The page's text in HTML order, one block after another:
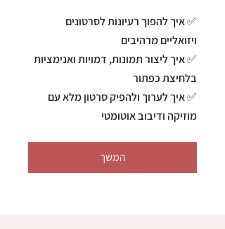
✅ איך להפוך רעיונות לסרטונים
✅ איך ליצור תמונות, דמויות ואנימציות
✅ איך לערוך ולהפיק סרטון מלא עם
מוזיקה ודיבוב אוטומטי
המשך